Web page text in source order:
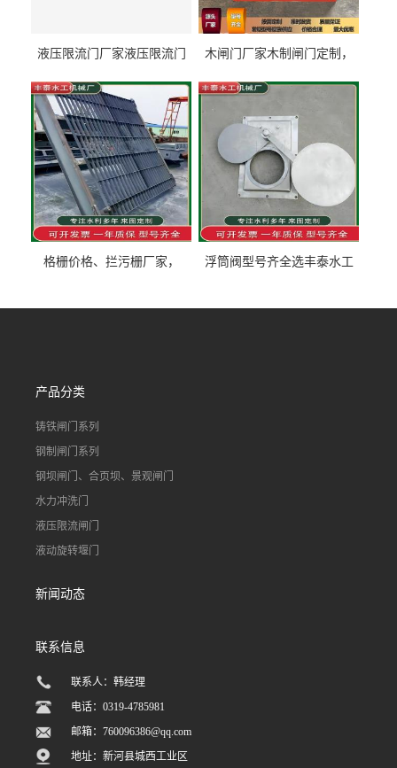
液压限流门厂家液压限流门
泰制造
木闸门厂家木制闸门定制，
型号齐全
格栅价格、拦污栅厂家，
浮筒阀型号齐全选丰泰水工
道水库电站污水处理钢制闸
产品分类
铸铁闸门系列
钢制闸门系列
钢坝闸门、合页坝、景观闸门
水力冲洗门
液压限流闸门
液动旋转堰门
新闻动态
联系信息
联系人：韩经理
电话：0319-4785981
邮箱：760096386@qq.com
地址：新河县城西工业区